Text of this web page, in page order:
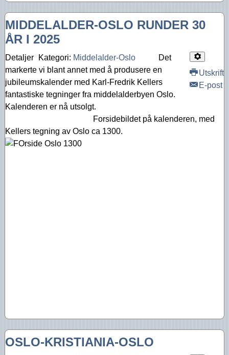
MIDDELALDER-OSLO RUNDER 30
ÅR I 2025
Utskrift
E-post
Detaljer Kategori: Middelalder-Oslo
Det
markerte vi blant annet med å produsere en
jubileumskalender med Karl-Fredrik Kellers
fantastiske tegninger fra middelalderbyen Oslo.
Kalenderen er nå utsolgt.
Forsidebildet på kalenderen, med
Kellers tegning av Oslo ca 1300.
OSLO-KRISTIANIA-OSLO